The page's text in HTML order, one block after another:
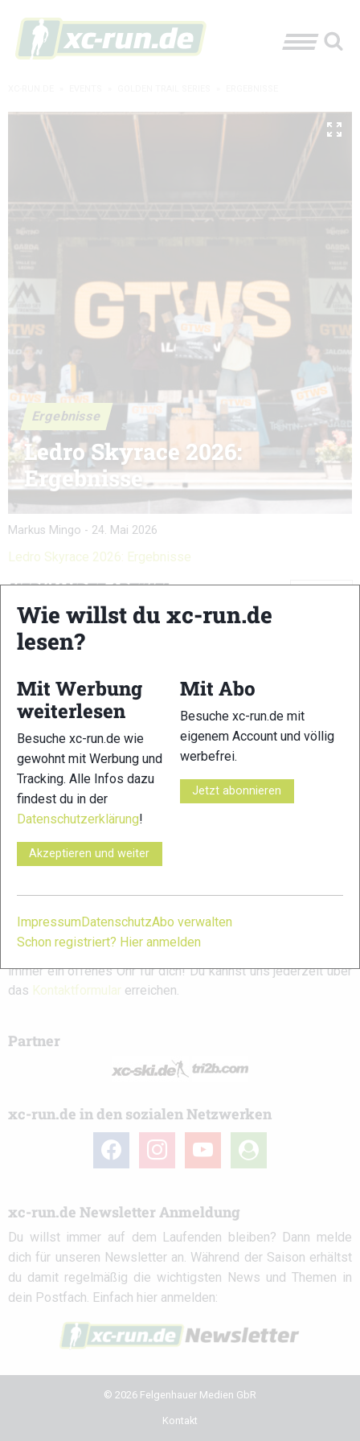
Ergebnisse
Ledro Skyrace 2026:
Ergebnisse
Markus Mingo - 24. Mai 2026
Ledro Skyrace 2026: Ergebnisse
VERWANDTE ARTIKEL
Sierre Zinal 2026:
Salomon Pitz
2026: Ergebnisse
Zegama-Aizkorri
Zurück Weiter
Schreibe einen Kommentar
xc-run.de ist DAS deutschsprachige Trailrunning-Portal mit
Trailrunning-Community und allem was du sonst noch über
deine Lieblingssportart wissen solltest.
ObTrailrunning -Anfänger oder Profi-Sportler, wir haben
immer ein offenes Ohr für dich! Du kannst uns jederzeit über
das Kontaktformular erreichen.
Partner
xc-run.de in den sozialen Netzwerken
facebook instagramyoutube
user-
circle
xc-run.de Newsletter Anmeldung
Du willst immer auf dem Laufenden bleiben? Dann melde
dich für unseren Newsletter an. Während der Saison erhältst
du damit regelmäßig die wichtigsten News und Themen in
dein Postfach. Einfach hier anmelden:
© 2026 Felgenhauer Medien GbR
Kontakt
Wie willst du xc-run.de
lesen?
Mit Werbung
weiterlesen
Besuche xc-run.de wie
gewohnt mit Werbung und
Tracking. Alle Infos dazu
findest du in der
Datenschutzerklärung!
Akzeptieren und weiter
Mit Abo
Besuche xc-run.de mit
eigenem Account und völlig
werbefrei.
Jetzt abonnieren
Impressum DatenschutzAbo verwalten
Schon registriert? Hier anmelden